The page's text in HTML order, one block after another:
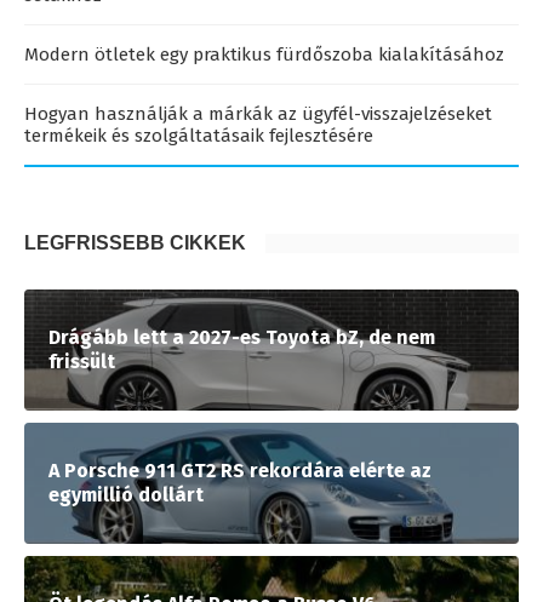
Modern ötletek egy praktikus fürdőszoba kialakításához
Hogyan használják a márkák az ügyfél-visszajelzéseket
termékeik és szolgáltatásaik fejlesztésére
LEGFRISSEBB CIKKEK
Drágább lett a 2027-es Toyota bZ, de nem
frissült
A Porsche 911 GT2 RS rekordára elérte az
egymillió dollárt